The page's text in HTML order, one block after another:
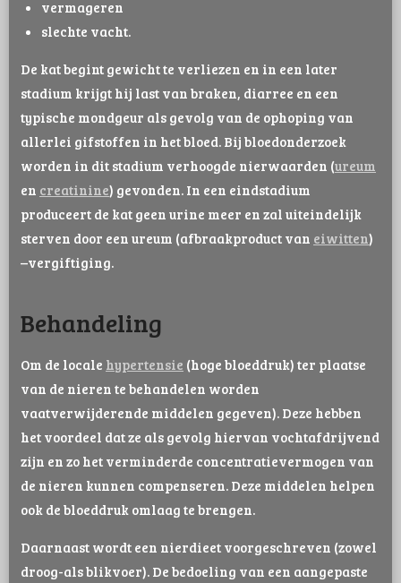
vermageren
slechte vacht.
De kat begint gewicht te verliezen en in een later
stadium krijgt hij last van braken, diarree en een
typische mondgeur als gevolg van de ophoping van
allerlei gifstoffen in het bloed. Bij bloedonderzoek
worden in dit stadium verhoogde nierwaarden (ureum
en creatinine) gevonden. In een eindstadium
produceert de kat geen urine meer en zal uiteindelijk
sterven door een ureum (afbraakproduct van eiwitten)
–vergiftiging.
Behandeling
Om de locale hypertensie (hoge bloeddruk) ter plaatse
van de nieren te behandelen worden
vaatverwijderende middelen gegeven). Deze hebben
het voordeel dat ze als gevolg hiervan vochtafdrijvend
zijn en zo het verminderde concentratievermogen van
de nieren kunnen compenseren. Deze middelen helpen
ook de bloeddruk omlaag te brengen.
Daarnaast wordt een nierdieet voorgeschreven (zowel
droog-als blikvoer). De bedoeling van een aangepaste